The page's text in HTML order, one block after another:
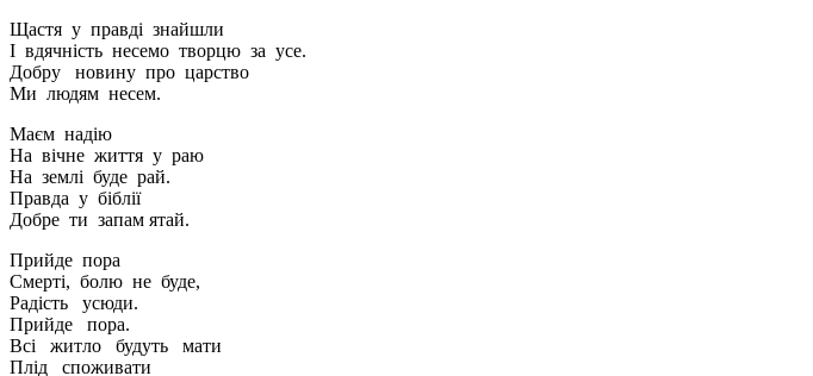
Щастя у правді знайшли
І вдячність несемо творцю за усе.
Добру новину про царство
Ми людям несем.
Маєм надію
На вічне життя у раю
На землі буде рай.
Правда у біблії
Добре ти запам ятай.
Прийде пора
Смерті, болю не буде,
Радість усюди.
Прийде пора.
Всі житло будуть мати
Плід споживати